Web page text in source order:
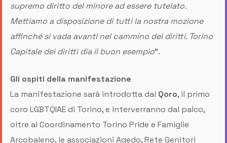
supremo diritto del minore ad essere tutelato.
Mettiamo a disposizione di tutti la nostra mozione
affinché si vada avanti nel cammino dei diritti. Torino
Capitale dei diritti dia il buon esempio”.
Gli ospiti della manifestazione
La manifestazione sarà introdotta dal Qoro, il primo
coro LGBTQIAE di Torino, e interverranno dal palco,
oltre al Coordinamento Torino Pride e Famiglie
Arcobaleno, le associazioni Agedo, Rete Genitori